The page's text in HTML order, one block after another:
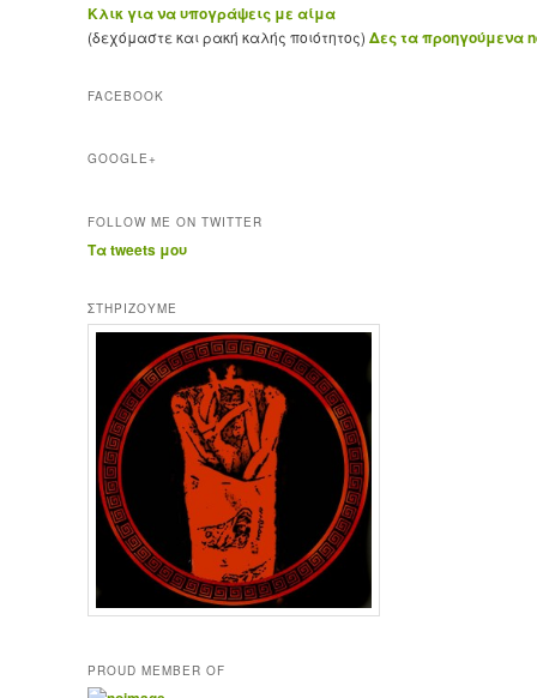
Κλικ για να υπογράψεις με αίμα
(δεχόμαστε και ρακή καλής ποιότητος) Δες τα προηγούμενα
FACEBOOK
GOOGLE+
FOLLOW ME ON TWITTER
Τα tweets μου
ΣΤΗΡΊΖΟΥΜΕ
PROUD MEMBER OF